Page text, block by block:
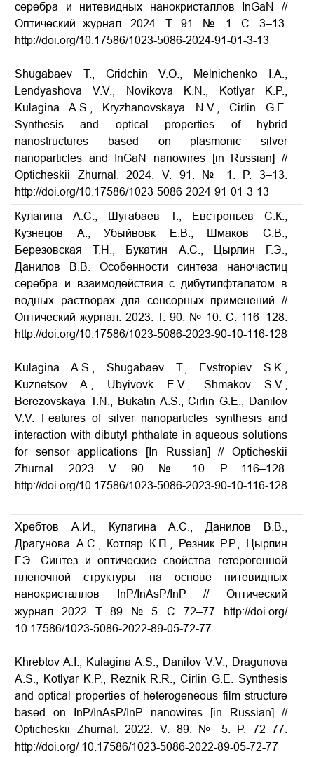
серебра и нитевидных нанокристаллов InGaN //
Оптический журнал. 2024. Т. 91. № 1. С. 3–13.
http://doi.org/10.17586/1023-5086-2024-91-01-3-13
Shugabaev T., Gridchin V.O., Melnichenko I.A.,
Lendyashova V.V., Novikova K.N., Kotlyar K.P.,
Kulagina A.S., Kryzhanovskaya N.V., Cirlin G.E.
Synthesis and optical properties of hybrid
nanostructures based on plasmonic silver
nanoparticles and InGaN nanowires [in Russian] //
Opticheskii Zhurnal. 2024. V. 91. № 1. P. 3–13.
http://doi.org/10.17586/1023-5086-2024-91-01-3-13
Кулагина А.С., Шугабаев Т., Евстропьев С.К.,
Кузнецов А., Убыйвовк Е.В., Шмаков С.В.,
Березовская Т.Н., Букатин А.С., Цырлин Г.Э.,
Данилов В.В. Особенности синтеза наночастиц
серебра и взаимодействия с дибутилфталатом в
водных растворах для сенсорных применений //
Оптический журнал. 2023.Т. 90. № 10.С . 116–128.
http://doi.org/10.17586/1023­-5086­-2023­-90-­10­-116­-128
Kulagina A.S., Shugabaev T., Evstropiev S.K.,
Kuznetsov A., Ubyivovk E.V., Shmakov S.V.,
Berezovskaya T.N., Bukatin A.S., Cirlin G.E., Danilov
V.V. Features of silver nanoparticles synthesis and
interaction with dibutyl phthalate in aqueous solutions
for sensor applications [In Russian] // Opticheskii
Zhurnal. 2023. V. 90. № 10. P. 116–128.
http://doi.org/10.17586/1023­-5086­-2023­-90­-10­-116­-128
Хребтов А.И., Кулагина А.С., Данилов В.В.,
Драгунова А.С., Котляр К.П., Резник Р.Р., Цырлин
Г.Э. Синтез и оптические свойства гетерогенной
пленочной структуры на основе нитевидных
нанокристаллов InP/InAsP/InP // Оптический
журнал. 2022. Т. 89. № 5. С. 72–77. http://doi.org/
10.17586/1023-5086-2022-89-05-72-77
Khrebtov A.I., Kulagina A.S., Danilov V.V., Dragunova
A.S., Kotlyar K.P., Reznik R.R., Cirlin G.E. Synthesis
and optical properties of heterogeneous film structure
based on InP/InAsP/InP nanowires [in Russian] //
Opticheskii Zhurnal. 2022. V. 89. № 5. P. 72–77.
http://doi.org/ 10.17586/1023-5086-2022-89-05-72-77